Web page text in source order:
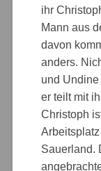
ihr
Mann aus
davon
anders.
und
er teilt mit
Christoph
Sauerland.